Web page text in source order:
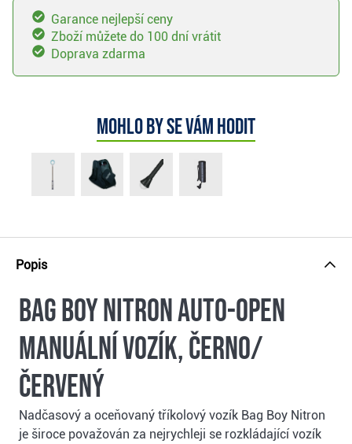
Garance nejlepší ceny
Zboží můžete do 100 dní vrátit
Doprava zdarma
Mohlo by se vám hodit
Popis
Bag Boy Nitron Auto-Open
manuální vozík, černo/
červený
Nadčasový a oceňovaný tříkolový vozík Bag Boy Nitron
je široce považován za nejrychleji se rozkládající vozík